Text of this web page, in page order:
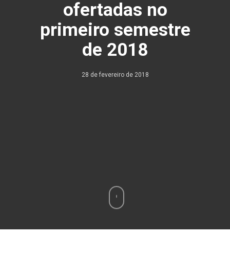
ofertadas no
primeiro semestre
de 2018
28 de fevereiro de 2018